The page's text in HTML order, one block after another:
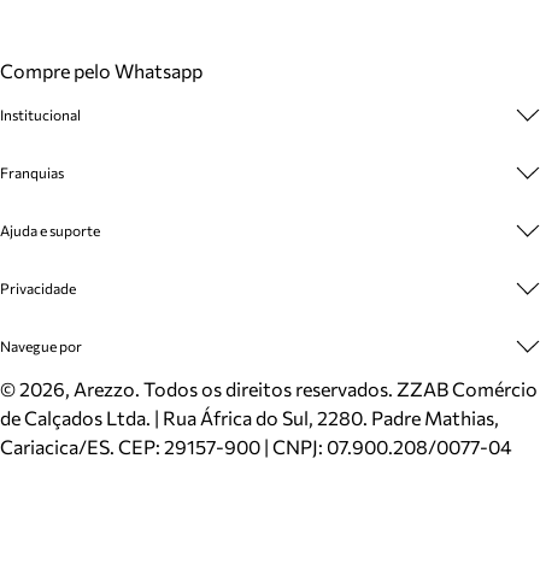
Compre pelo Whatsapp
Institucional
Cashback
Venda Corporativa
Mapa do Site
Inverno
Mundo Arezzo
Franquias
Plano de Negócio
Ajuda e suporte
Cadastro
Meus Pedidos
Trocas e Devoluções
Cartão Presente
Localizador de lojas
Privacidade
Politica e Privacidade
Navegue por
Sapatos
Bolsas
Scarpins
©2026, Arezzo. Todos os direitos reservados. ZZAB Comércio
de Calçados Ltda. | Rua África do Sul, 2280. Padre Mathias,
Cariacica/ES. CEP: 29157-900 | CNPJ: 07.900.208/0077-04